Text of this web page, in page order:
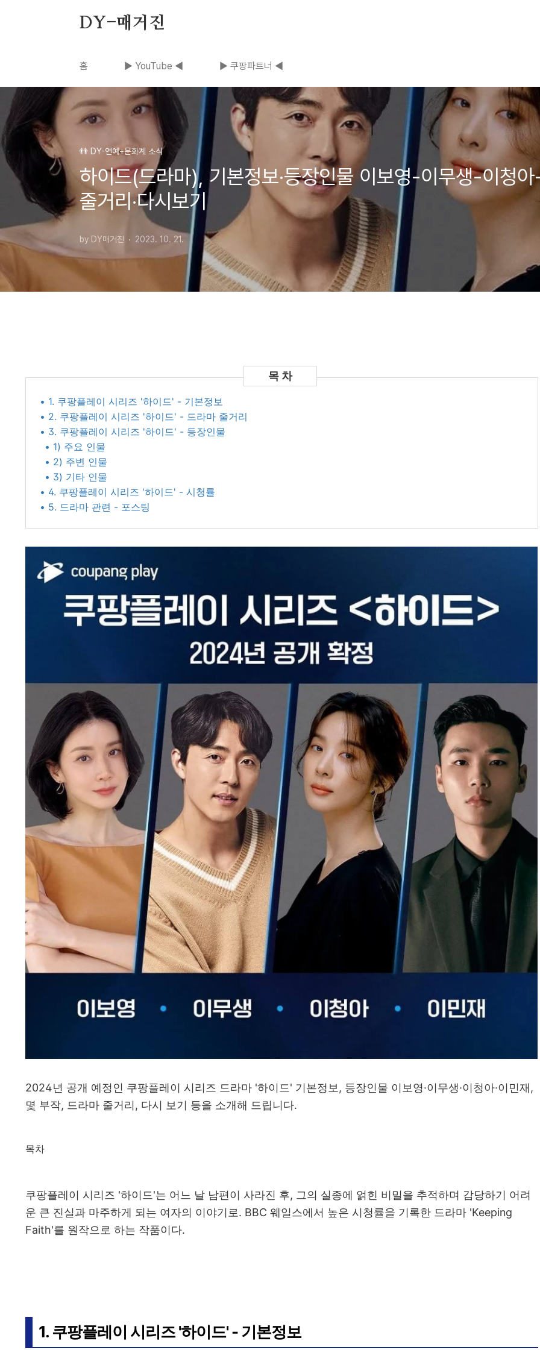
DY-매거진
홈 ▶ YouTube ◀ ▶ 쿠팡파트너 ◀
👬 DY-연예+문화계 소식
하이드(드라마), 기본정보·등장인물 이보영-이무생-이청아
줄거리·다시보기
by DY매거진 2023. 10. 21.
• 1. 쿠팡플레이 시리즈 '하이드' - 기본정보
• 2. 쿠팡플레이 시리즈 '하이드' - 드라마 줄거리
• 3. 쿠팡플레이 시리즈 '하이드' - 등장인물
• 1) 주요 인물
• 2) 주변 인물
• 3) 기타 인물
• 4. 쿠팡플레이 시리즈 '하이드' - 시청률
• 5. 드라마 관련 - 포스팅
2024년 공개 예정인 쿠팡플레이 시리즈 드라마 '하이드' 기본정보, 등장인물 이보영·이무생·이청아·이민재,
몇 부작, 드라마 줄거리, 다시 보기 등을 소개해 드립니다.
목차
쿠팡플레이 시리즈 '하이드'는 어느 날 남편이 사라진 후, 그의 실종에 얽힌 비밀을 추적하며 감당하기 어려
운 큰 진실과 마주하게 되는 여자의 이야기로. BBC 웨일스에서 높은 시청률을 기록한 드라마 'Keeping
Faith'를 원작으로 하는 작품이다.
1. 쿠팡플레이 시리즈 '하이드' - 기본정보